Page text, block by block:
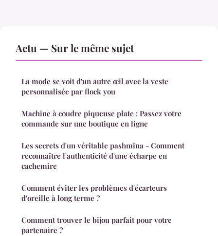
Actu — Sur le même sujet
La mode se voit d'un autre œil avec la veste
personnalisée par flock you
Machine à coudre piqueuse plate : Passez votre
commande sur une boutique en ligne
Les secrets d'un véritable pashmina - Comment
reconnaître l'authenticité d'une écharpe en
cachemire
Comment éviter les problèmes d'écarteurs
d'oreille à long terme ?
Comment trouver le bijou parfait pour votre
partenaire ?